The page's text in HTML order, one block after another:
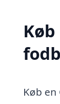
Køb